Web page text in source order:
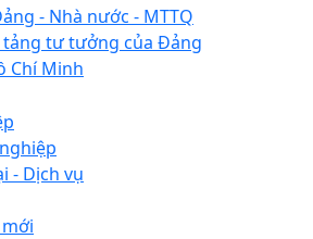
- Nhà nước - MTTQ
tảng tư tưởng của Đảng
Chí Minh
- Dịch vụ